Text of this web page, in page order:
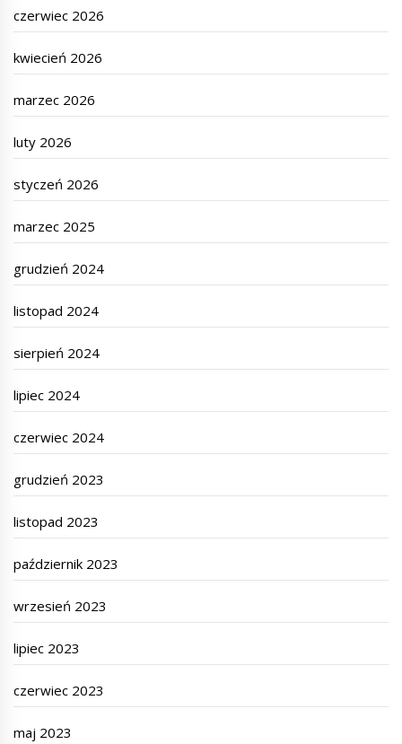
czerwiec 2026
kwiecień 2026
marzec 2026
luty 2026
styczeń 2026
marzec 2025
grudzień 2024
listopad 2024
sierpień 2024
lipiec 2024
czerwiec 2024
grudzień 2023
listopad 2023
październik 2023
wrzesień 2023
lipiec 2023
czerwiec 2023
maj 2023